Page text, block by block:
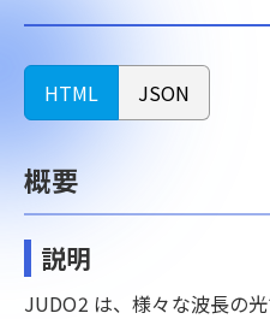
HTML JSON
概要
説明
JUDO2 は、様々な波長の